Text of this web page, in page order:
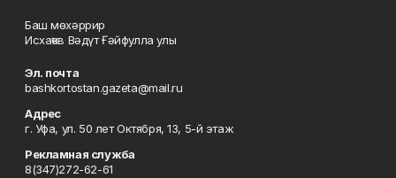
Баш мөхәррир
Исхаҡов Вәдүт Ғәйфулла улы
Эл. почта
bashkortostan.gazeta@mail.ru
Адрес
г. Уфа, ул. 50 лет Октября, 13, 5-й этаж
Рекламная служба
8(347)272-62-61